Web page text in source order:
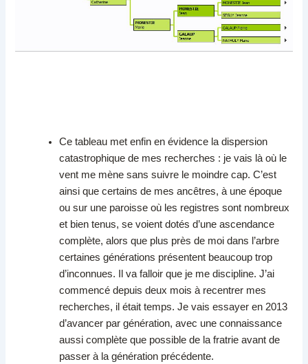
Ce tableau met enfin en évidence la dispersion
catastrophique de mes recherches : je vais là où le
vent me mène sans suivre le moindre cap. C’est
ainsi que certains de mes ancêtres, à une époque
ou sur une paroisse où les registres sont nombreux
et bien tenus, se voient dotés d’une ascendance
complète, alors que plus près de moi dans l’arbre
certaines générations présentent beaucoup trop
d’inconnues. Il va falloir que je me discipline. J’ai
commencé depuis deux mois à recentrer mes
recherches, il était temps. Je vais essayer en 2013
d’avancer par génération, avec une connaissance
aussi complète que possible de la fratrie avant de
passer à la génération précédente.